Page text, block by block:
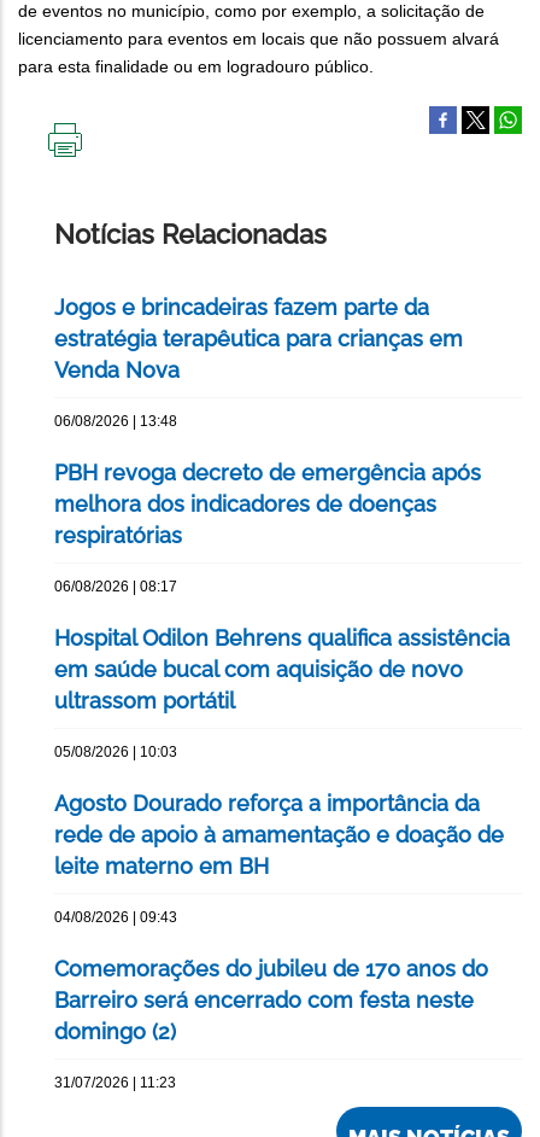
de eventos no município, como por exemplo, a solicitação de
licenciamento para eventos em locais que não possuem alvará
para esta finalidade ou em logradouro público.
Notícias Relacionadas
Jogos e brincadeiras fazem parte da
estratégia terapêutica para crianças em
Venda Nova
06/08/2026 | 13:48
PBH revoga decreto de emergência após
melhora dos indicadores de doenças
respiratórias
06/08/2026 | 08:17
Hospital Odilon Behrens qualifica assistência
em saúde bucal com aquisição de novo
ultrassom portátil
05/08/2026 | 10:03
Agosto Dourado reforça a importância da
rede de apoio à amamentação e doação de
leite materno em BH
04/08/2026 | 09:43
Comemorações do jubileu de 170 anos do
Barreiro será encerrado com festa neste
domingo (2)
31/07/2026 | 11:23